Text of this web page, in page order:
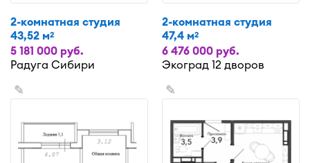
2-комнатная студия
43,52 м2
5 181 000 руб.
Радуга Сибири
2-комнатная студия
47,4 м2
6 476 000 руб.
Экоград 12 дворов
✎ ✎